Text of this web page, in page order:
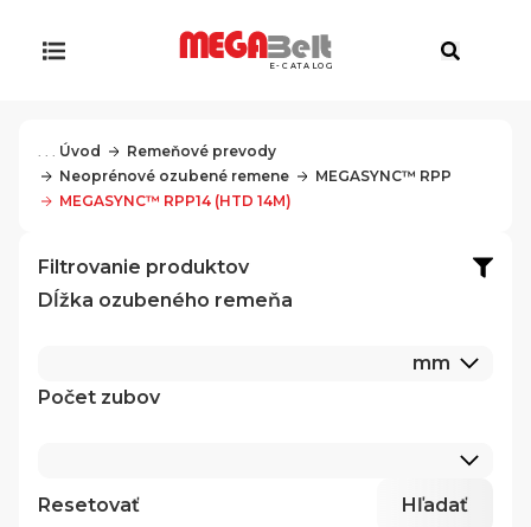
E-CATALOG
Filtrovanie produktov
Dĺžka ozubeného remeňa
mm
Počet zubov
Resetovať Hľadať
. . . Úvod
Remeňové prevody
Neoprénové ozubené remene
MEGASYNC™ RPP
MEGASYNC™ RPP14 (HTD 14M)